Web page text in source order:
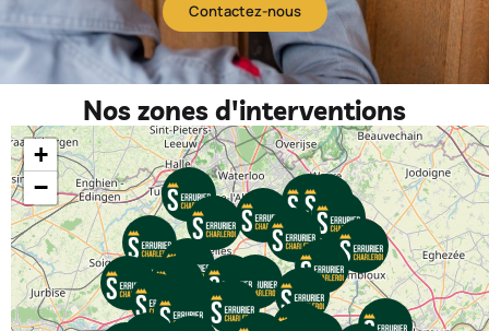
Contactez-nous
Nos zones d'interventions
+
−